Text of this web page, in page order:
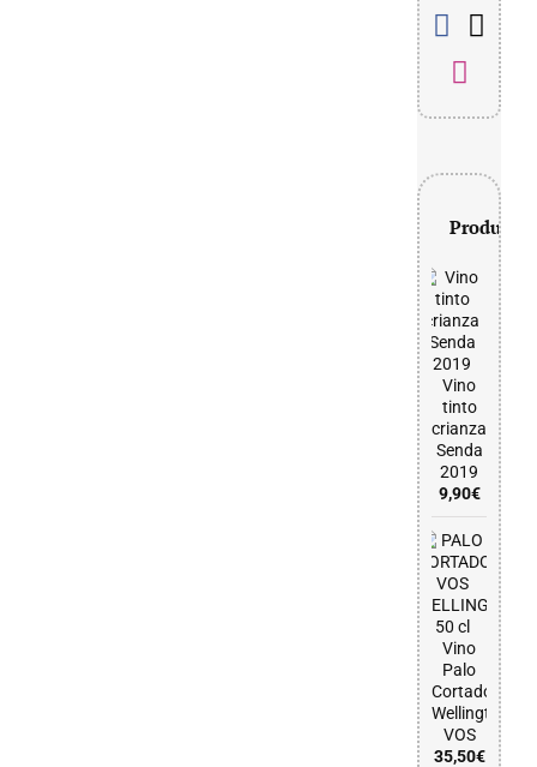
Productos
Vino
tinto
crianza
Senda
2019
9,90€
Vino
Palo
Cortado
Wellington
VOS
35,50€